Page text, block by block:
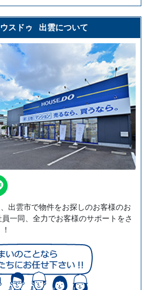
スドゥ 出雲について
出雲市で物件をお探しのお客様のお
一同、全力でお客様のサポートをさ